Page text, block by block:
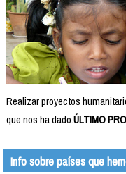
Realizar proyectos
que nos ha dado.ÚLTIMO
Info sobre países que